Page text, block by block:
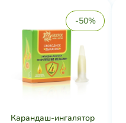
-50%
Карандаш-ингалятор